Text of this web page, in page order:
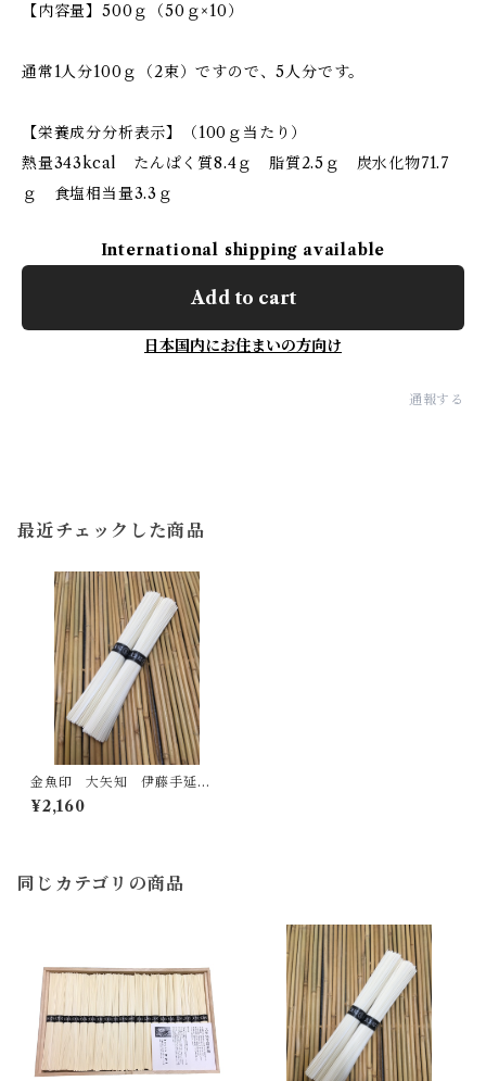
【内容量】500ｇ（50ｇ×10）
通常1人分100ｇ（2束）ですので、5人分です。
【栄養成分分析表示】（100ｇ当たり）
熱量343kcal たんぱく質8.4ｇ 脂質2.5ｇ 炭水化物71.7
ｇ 食塩相当量3.3ｇ
International shipping available
Add to cart
日本国内にお住まいの方向け
通報する
最近チェックした商品
金魚印 大矢知 伊藤手延製
麺所 最高級手延そうめん（5
0ｇ×10束）
¥2,160
同じカテゴリの商品